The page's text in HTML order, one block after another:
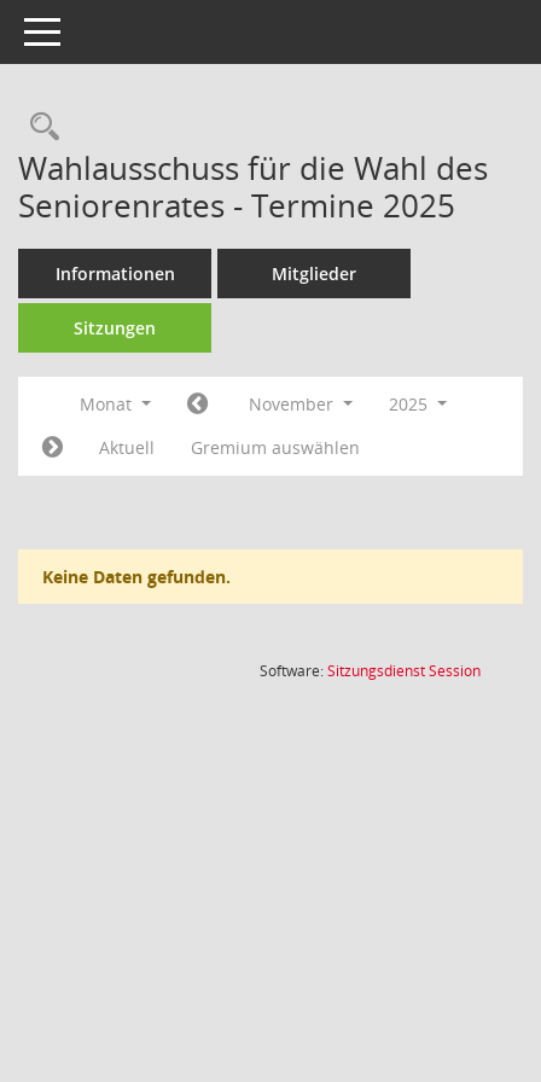
Toggle navigation
Rechercheauswahl
Wahlausschuss für die Wahl des
Seniorenrates - Termine 2025
Informationen Mitglieder
Sitzungen
Monat November
2025
Aktuell
Gremium auswählen
Keine Daten gefunden.
Software:SitzungsdienstSession(Wird in